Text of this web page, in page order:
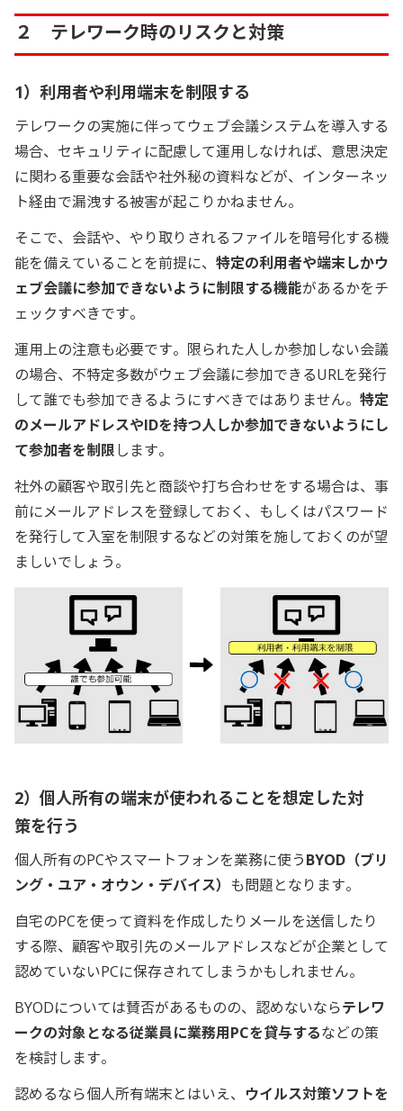
２ テレワーク時のリスクと対策
1）利用者や利用端末を制限する
テレワークの実施に伴ってウェブ会議システムを導入する
場合、セキュリティに配慮して運用しなければ、意思決定
に関わる重要な会話や社外秘の資料などが、インターネッ
ト経由で漏洩する被害が起こりかねません。
そこで、会話や、やり取りされるファイルを暗号化する機
能を備えていることを前提に、 特定の利用者や端末しかウ
ェブ会議に参加できないように制限する機能があるかをチ
ェックすべきです。
運用上の注意も必要です。限られた人しか参加しない会議
の場合、不特定多数がウェブ会議に参加できるURLを発行
して誰でも参加できるようにすべきではありません。 特定
のメールアドレスやIDを持つ人しか参加できないようにし
て参加者を制限 します。
社外の顧客や取引先と商談や打ち合わせをする場合は、事
前にメールアドレスを登録しておく、もしくはパスワード
を発行して入室を制限するなどの対策を施しておくのが望
ましいでしょう。
2）個人所有の端末が使われることを想定した対
策を行う
個人所有のPCやスマートフォンを業務に使う BYOD（ブリ
ング・ユア・オウン・デバイス）
も問題となります。
自宅のPCを使って資料を作成したりメールを送信したり
する際、顧客や取引先のメールアドレスなどが企業として
認めていないPCに保存されてしまうかもしれません。
BYODについては賛否があるものの、認めないならテレワ
ークの対象となる従業員に業務用PCを貸与するなどの策
を検討します。
認めるなら個人所有端末とはいえ、
ウイルス対策ソフトを